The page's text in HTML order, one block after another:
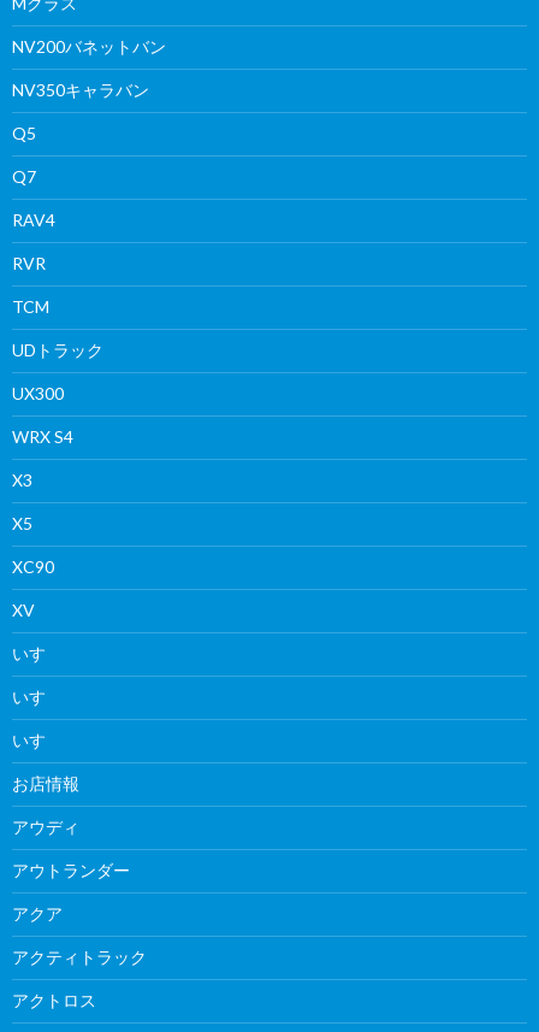
NV200バネットバン
NV350キャラバン
Q5
Q7
RAV4
RVR
TCM
UDトラック
UX300
WRX S4
X3
X5
XC90
XV
いすゞ
いすゞ
いすゞ
お店情報
アウディ
アウトランダー
アクア
アクティトラック
アクトロス